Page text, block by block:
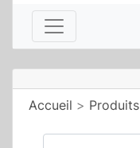
Accueil > Produits